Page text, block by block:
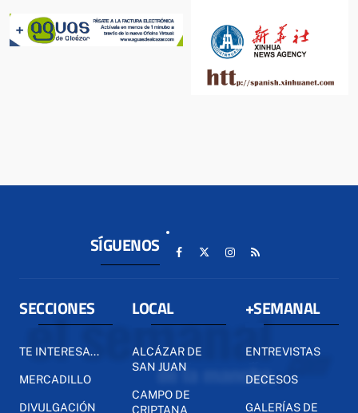
SÍGUENOS
SECCIONES
TE INTERESA...
MERCADILLO
DIVULGACIÓN
LOCAL
ALCÁZAR DE
SAN JUAN
CAMPO DE
CRIPTANA
+SEMANAL
ENTREVISTAS
DECESOS
GALERÍAS DE